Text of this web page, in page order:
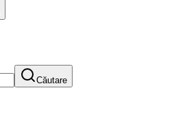
Căutare